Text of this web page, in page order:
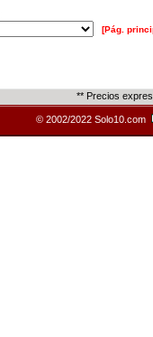
[Pág.
** Precios
© 2002/2022 Solo10.com